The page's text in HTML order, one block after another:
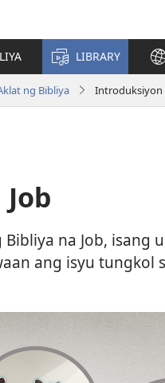
LIBRARY
ng Bibliya Introduksiyon
na Job, isang
ang isyu tungkol